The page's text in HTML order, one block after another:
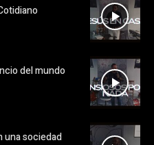
del mundo
una sociedad